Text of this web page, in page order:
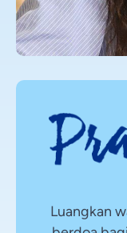
Luangkan